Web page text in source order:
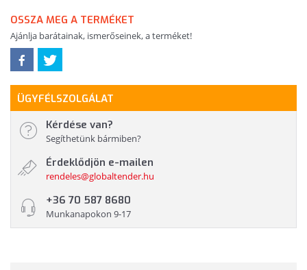
OSSZA MEG A TERMÉKET
Ajánlja barátainak, ismerőseinek, a terméket!
ÜGYFÉLSZOLGÁLAT
Kérdése van?
Segíthetünk bármiben?
Érdeklődjön e-mailen
rendeles@globaltender.hu
+36 70 587 8680
Munkanapokon 9-17